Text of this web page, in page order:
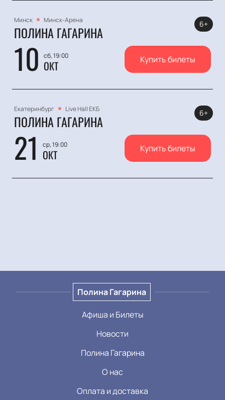
Минск Минск-Арена
ПОЛИНА ГАГАРИНА
10 сб, 19:00
ОКТ
6+
Купить билеты
Екатеринбург Live Hall ЕКБ
ПОЛИНА ГАГАРИНА
21 ср, 19:00
ОКТ
6+
Купить билеты
Полина Гагарина
Афиша и Билеты
Новости
Полина Гагарина
О нас
Оплата и доставка